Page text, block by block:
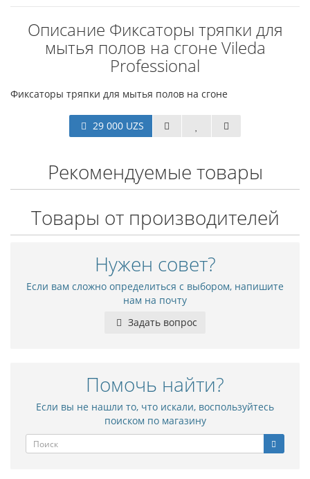
Описание Фиксаторы тряпки для
мытья полов на сгоне Vileda
Professional
Фиксаторы тряпки для мытья полов на сгоне
29 000 UZS
Рекомендуемые товары
Товары от производителей
Нужен совет?
Если вам сложно определиться с выбором, напишите
нам на почту
Задать вопрос
Помочь найти?
Если вы не нашли то, что искали, воспользуйтесь
поиском по магазину